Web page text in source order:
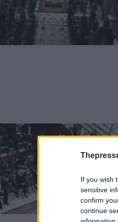
If you wish
sensitive
confirm
continue